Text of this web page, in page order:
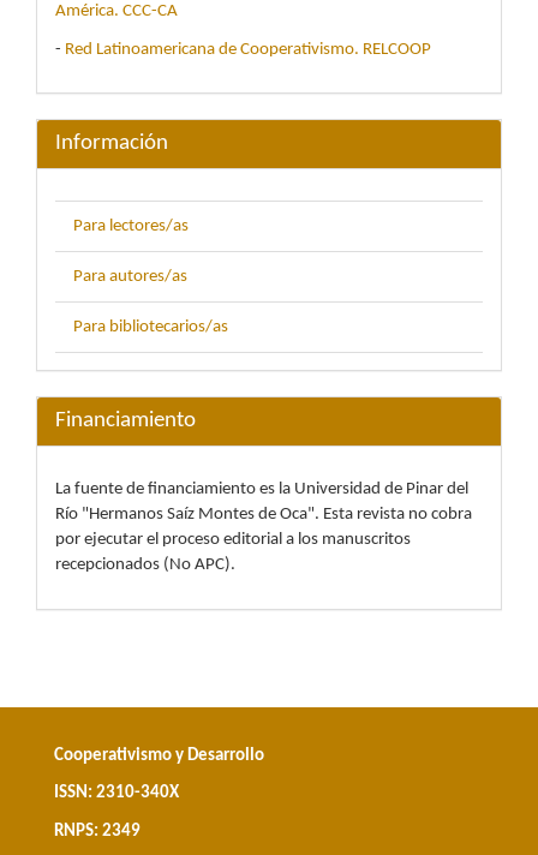
América. CCC-CA
- Red Latinoamericana de Cooperativismo. RELCOOP
Información
Para lectores/as
Para autores/as
Para bibliotecarios/as
Financiamiento
La fuente de financiamiento es la Universidad de Pinar del
Río "Hermanos Saíz Montes de Oca". Esta revista no cobra
por ejecutar el proceso editorial a los manuscritos
recepcionados (No APC).
Cooperativismo y Desarrollo
ISSN: 2310-340X
RNPS: 2349